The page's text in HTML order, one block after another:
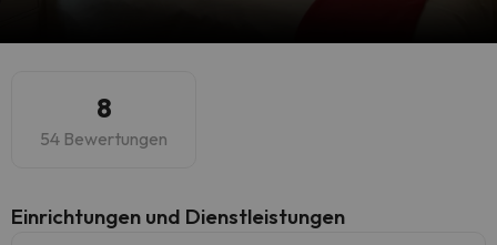
8
54 Bewertungen
​Einrichtungen und Dienstleistungen